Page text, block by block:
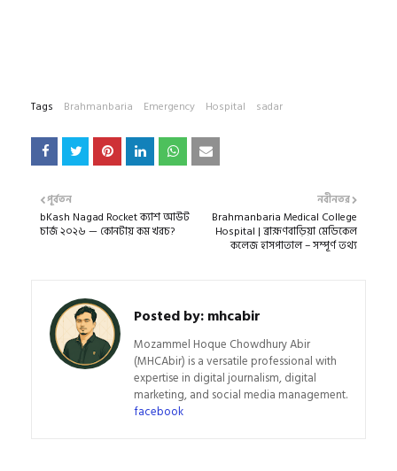
Tags Brahmanbaria Emergency Hospital sadar
নবীনতর
Brahmanbaria Medical College
Hospital | ব্রাহ্মণবাড়িয়া মেডিকেল
কলেজ হাসপাতাল – সম্পূর্ণ তথ্য
পূর্বতন
bKash Nagad Rocket ক্যাশ আউট
চার্জ ২০২৬ — কোনটায় কম খরচ?
Posted by:mhcabir
Mozammel Hoque Chowdhury Abir
(MHCAbir) is a versatile professional with
expertise in digital journalism, digital
marketing, and social media management.
facebook